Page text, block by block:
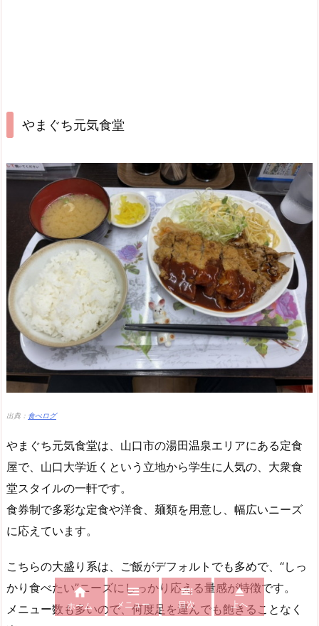
やまぐち元気食堂
出典： 食べログ
やまぐち元気食堂は、山口市の湯田温泉エリアにある定食
屋で、山口大学近くという立地から学生に人気の、大衆食
堂スタイルの一軒です。
食券制で多彩な定食や洋食、麺類を用意し、幅広いニーズ
に応えています。
こちらの大盛り系は、ご飯がデフォルトでも多めで、“しっ
かり食べたい”ニーズにしっかり応える量感が特徴です。
メニュー数も多いので、何度足を運んでも飽きることなく

ホーム

メニュー

目次

上へ